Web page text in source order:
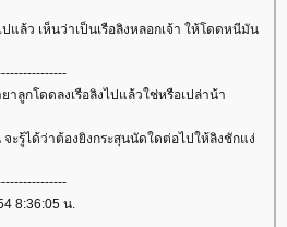
ปแล้ว เห็นว่าเป็นเรือลิงหลอกเจ้า ให้โดดหนีมัน
าลูกโดดลงเรือลิงไปแล้วใช่หรือเปล่าน้า
ะรู้ได้ว่าต้องยิงกระสุนนัดใดต่อไปให้ลิงชักแง่
8:36:05 น.